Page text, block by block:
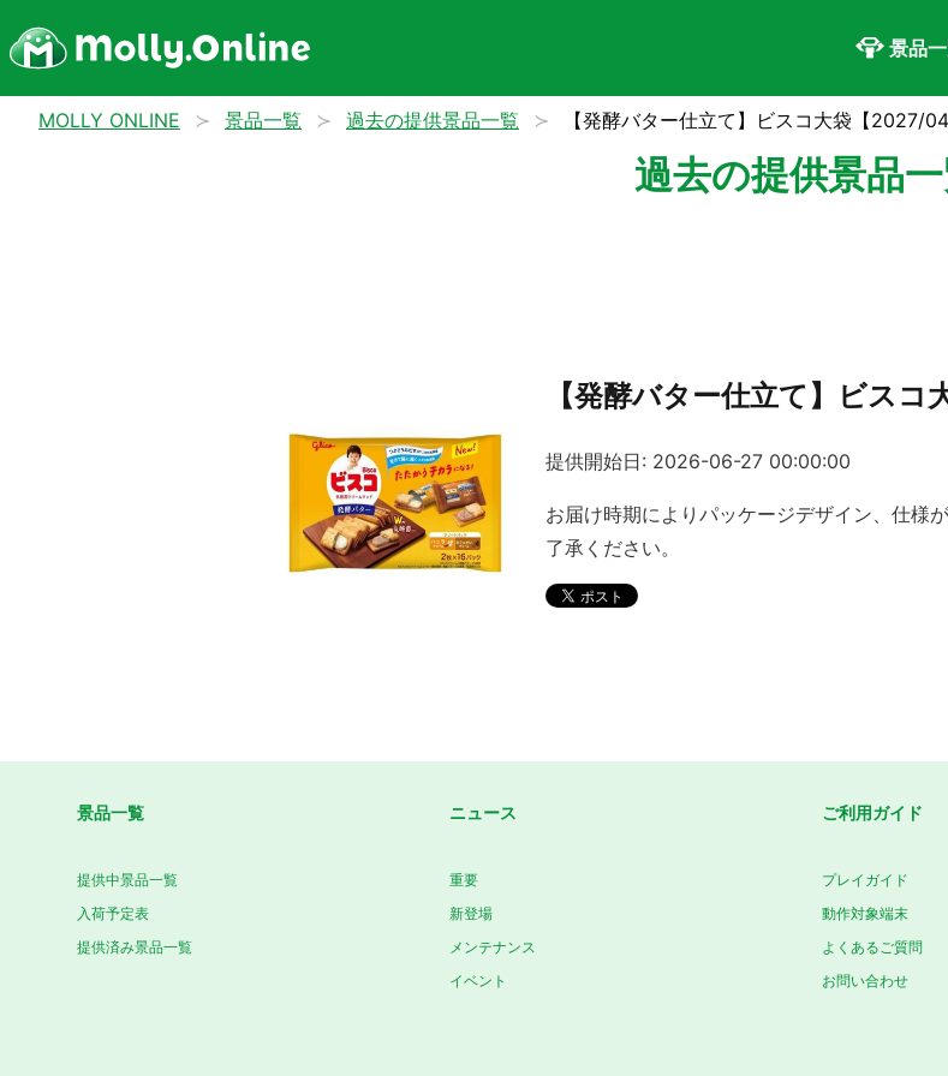
景品
MOLLY ONLINE 景品一覧 過去の提供景品一覧 【発酵バター仕立て】ビスコ大袋【2027/
過去の提供景品
【発酵バター仕立て】ビス
提供開始日: 2026-06-27 00:00:00
お届け時期によりパッケージデザイン、仕様
了承ください。
景品一覧
提供中景品一覧
入荷予定表
提供済み景品一覧
ニュース
重要
新登場
メンテナンス
イベント
ご利用ガイド
プレイガイド
動作対象端末
よくあるご質問
お問い合わせ